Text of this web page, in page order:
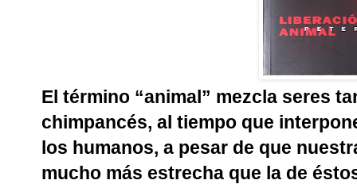
El término “animal” mezcla seres
chimpancés, al tiempo que
los humanos, a pesar de que
mucho más estrecha que la de